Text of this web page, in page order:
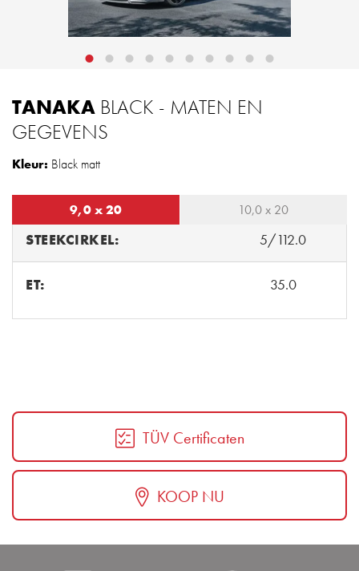
TANAKA BLACK - MATEN EN
GEGEVENS
Kleur: Black matt
9,0 x 20 10,0 x 20
STEEKCIRKEL: 5/112.0
ET: 35.0
TÜV Certificaten
KOOP NU